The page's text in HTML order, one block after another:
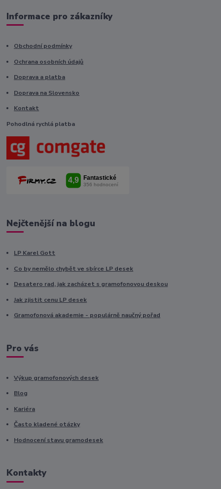
Informace pro zákazníky
Obchodní podmínky
Ochrana osobních údajů
Doprava a platba
Doprava na Slovensko
Kontakt
Pohodlná rychlá platba
Nejčtenější na blogu
LP Karel Gott
Co by nemělo chybět ve sbírce LP desek
Desatero rad, jak zacházet s gramofonovou deskou
Jak zjistit cenu LP desek
Gramofonová akademie - populárně naučný pořad
Pro vás
Výkup gramofonových desek
Blog
Kariéra
Často kladené otázky
Hodnocení stavu gramodesek
Kontakty